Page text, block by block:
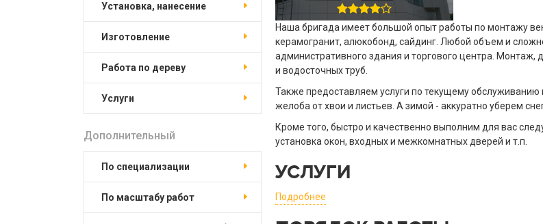
установка, нанесение
изготовление
работа по дереву
услуги
Дополнительный
по специализации
по масштабу работ
Наша бригада имеет большой опыт работы по монтажу
керамогранит, алюкобонд, сайдинг. Любой объем и
административного здания и торгового центра.
и водосточных труб.
Также предоставляем услуги по текущему
желоба от хвои и листьев. А зимой - аккуратно уберем
Кроме того, быстро и качественно выполним для вас
установка окон, входных и межкомнатных дверей и т.п.
УСЛУГИ
Подробнее